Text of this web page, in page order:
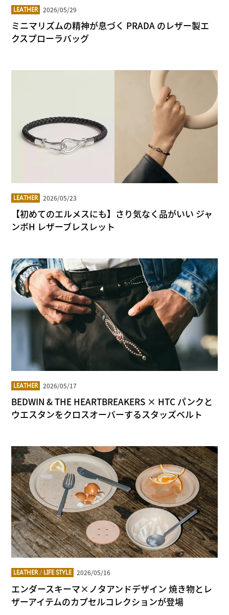
LEATHER 2026/05/29
ミニマリズムの精神が息づく PRADA のレザー製エ
クスプローラバッグ
LEATHER 2026/05/23
【初めてのエルメスにも】さり気なく品がいい ジャ
ンボH レザーブレスレット
LEATHER 2026/05/17
BEDWIN & THE HEARTBREAKERS × HTC パンクと
ウエスタンをクロスオーバーするスタッズベルト
LEATHER/ LIFE STYLE 2026/05/16
エンダースキーマ×ノタアンドデザイン 焼き物とレ
ザーアイテムのカプセルコレクションが登場